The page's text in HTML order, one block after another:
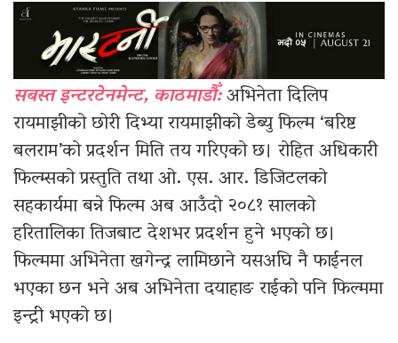
सबस्त इन्टरटेनमेन्ट, काठमाडौँ:अभिनेता दिलिप
रायमाझीको छोरी दिभ्या रायमाझीको डेब्यु फिल्म ‘बरिष्ट
बलराम’को प्रदर्शन मिति तय गरिएको छ। रोहित अधिकारी
फिल्म्सको प्रस्तुति तथा ओ. एस. आर. डिजिटलको
सहकार्यमा बन्ने फिल्म अब आउँदो २०८१ सालको
हरितालिका तिजबाट देशभर प्रदर्शन हुने भएको छ।
फिल्ममा अभिनेता खगेन्द्र लामिछाने यसअघि नै फाईनल
भएका छन भने अब अभिनेता दयाहाङ राईको पनि फिल्ममा
इन्ट्री भएको छ।